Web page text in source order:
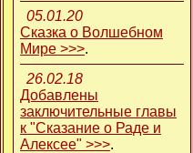
05.01.20
Сказка о Волшебном
Мире >>>.
26.02.18
Добавлены
заключительные главы
к "Сказание о Раде и
Алексее" >>>.